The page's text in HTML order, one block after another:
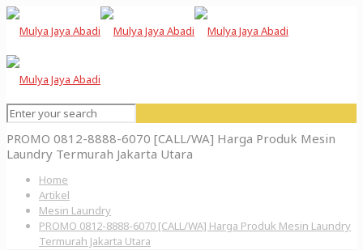
PROMO 0812-8888-6070 [CALL/WA] Harga Produk Mesin
Laundry Termurah Jakarta Utara
Home
Artikel
Mesin Laundry
PROMO 0812-8888-6070 [CALL/WA] Harga Produk Mesin Laundry
Termurah Jakarta Utara